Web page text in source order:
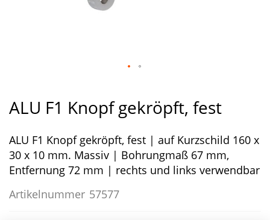
der
springen
ALU F1 Knopf gekröpft, fest
ALU F1 Knopf gekröpft, fest | auf Kurzschild 160 x
30 x 10 mm. Massiv | Bohrungmaß 67 mm,
Entfernung 72 mm | rechts und links verwendbar
Artikelnummer 57577